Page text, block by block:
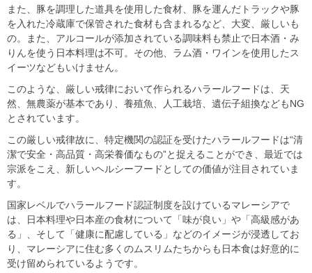
また、豚を調理した道具を使用した食材、豚を運んだトラックや豚
を入れた冷蔵庫で保管された食材も含まれるなど、大変、厳しいも
の。また、アルコールが添加されている調味料も禁止で日本酒・み
りんを使う日本料理は不可。その他、ラム酒・ワインを使用したス
イーツなどもいけません。
このような、厳しい戒律において作られるハラールフードは、天
然、無農薬が基本であり、養殖魚、人工栽培、遺伝子組換などもNG
とされています。
この厳しい戒律故に、特定機関の認証を受けたハラールフードは“清
潔で安全・高品質・高栄養価なもの”と捉えることができ、最近では
宗派をこえ、新しいヘルシーフードとしての価値が注目されていま
す。
国家レベルでハラールフード認証制度を設けているマレーシアで
は、日本料理や日本産の食材について「味が良い」や「高級感があ
る」、そして「健康に配慮している」などのイメージが浸透してお
り、マレーシアに住む多くのムスリムたちからも日本食は好意的に
受け留められているようです。